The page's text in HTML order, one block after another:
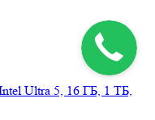
Ultra 5, 16 ГБ, 1 ТБ,